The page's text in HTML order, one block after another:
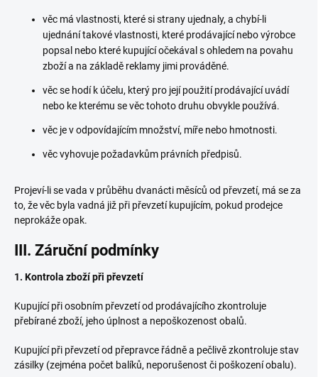
věc má vlastnosti, které si strany ujednaly, a chybí-li
ujednání takové vlastnosti, které prodávající nebo výrobce
popsal nebo které kupující očekával s ohledem na povahu
zboží a na základě reklamy jimi prováděné.
věc se hodí k účelu, který pro její použití prodávající uvádí
nebo ke kterému se věc tohoto druhu obvykle používá.
věc je v odpovídajícím množství, míře nebo hmotnosti.
věc vyhovuje požadavkům právních předpisů.
Projeví-li se vada v průběhu dvanácti měsíců od převzetí, má se za
to, že věc byla vadná již při převzetí kupujícím, pokud prodejce
neprokáže opak.
III. Záruční podmínky
1. Kontrola zboží při převzetí
Kupující při osobním převzetí od prodávajícího zkontroluje
přebírané zboží, jeho úplnost a nepoškozenost obalů.
Kupující při převzetí od přepravce řádně a pečlivě zkontroluje stav
zásilky (zejména počet balíků, neporušenost či poškození obalu).